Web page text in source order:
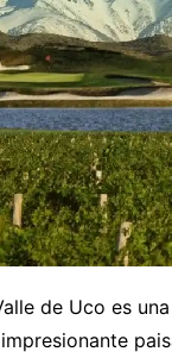
de Uco es